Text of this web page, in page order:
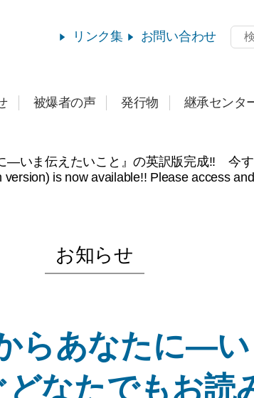
リンク集 お問い合わせ
被爆者の声 発行物 継承センタ
―いま伝えたいこと』の英訳版完成!! 今す
is now available!! Please access
お知らせ
らあなたに―い
なたでもお読